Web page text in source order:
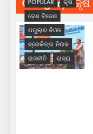
ଦେଶ ବିଦେଶ
ପପୁଲାର ନିଓଜ
ବ୍ରେକିଙ୍ଗ ନିଉଜ
ରାଜନୀତି
ରାଜ୍ୟ